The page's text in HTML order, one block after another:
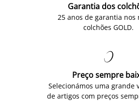
Garantia dos
25 anos de garantia nos
colchões GOLD.

Preço sempre
Selecionámos uma grande
de artigos com preços